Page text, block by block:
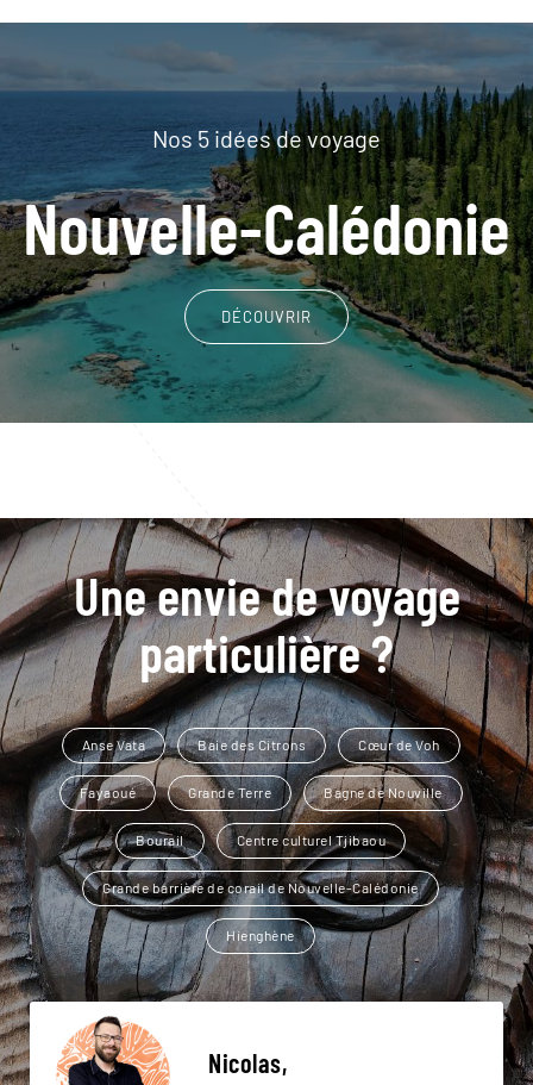
Nos 5 idées de voyage
Nouvelle-Calédonie
DÉCOUVRIR
Une envie de voyage
particulière ?
Anse Vata Baie des Citrons Cœur de Voh
Fayaoué Grande Terre Bagne de Nouville
Bourail Centre culturel Tjibaou
Grande barrière de corail de Nouvelle-Calédonie
Hienghène
Nicolas,